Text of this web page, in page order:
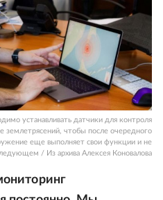
устанавливать датчики для контроля
землетрясений, чтобы после очередного
еще выполняет свои функции и не
/ Из архива Алексея Коновалова